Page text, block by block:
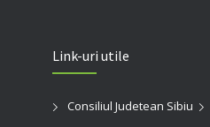
Link-uri utile
Consiliul Judetean Sibiu